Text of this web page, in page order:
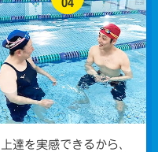
上達を実感できるから、
04